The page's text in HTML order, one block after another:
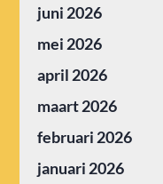
juni 2026
mei 2026
april 2026
maart 2026
februari 2026
januari 2026